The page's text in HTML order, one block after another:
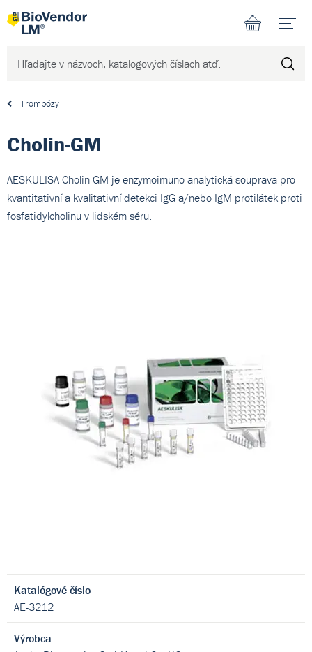
Trombózy
Cholin-GM
AESKULISA Cholin-GM je enzymoimuno-analytická souprava pro
kvantitativní a kvalitativní detekci IgG a/nebo IgM protilátek proti
fosfatidylcholinu v lidském séru.
Katalógové číslo
AE-3212
Výrobca